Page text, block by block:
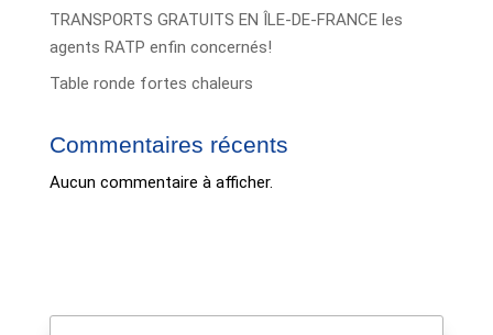
TRANSPORTS GRATUITS EN ÎLE-DE-FRANCE les
agents RATP enfin concernés!
Table ronde fortes chaleurs
Commentaires récents
Aucun commentaire à afficher.